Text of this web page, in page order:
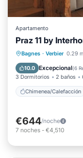
Apartamento
Praz 11 by
Bagnes · Verbier 0.29
10.0 Excepcional(6
3 Dormitorios 2 baños
Chimenea/Calefacción
Chimenea/
Se admiten
€644/noche
7 noches - €4,510